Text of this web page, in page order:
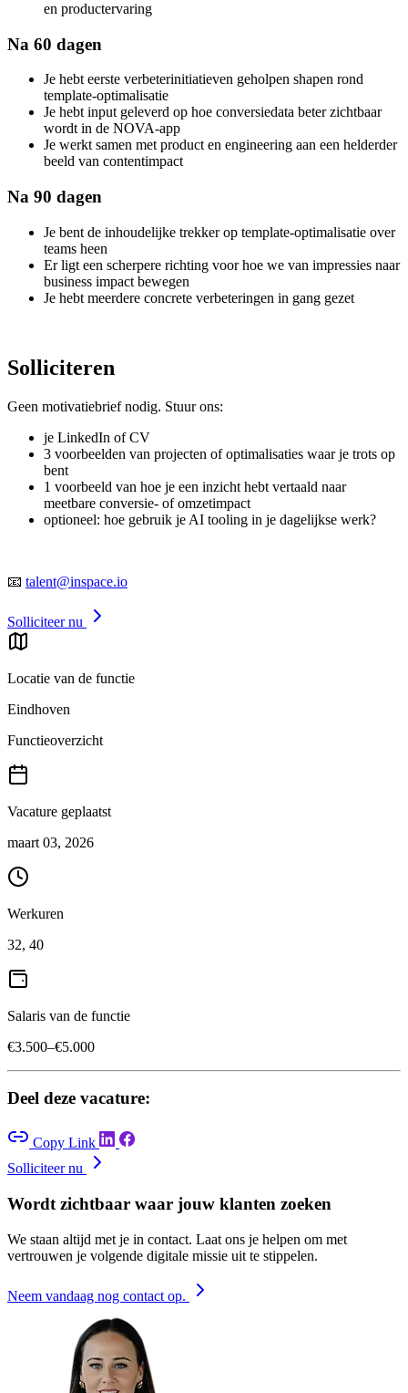
en productervaring
Na 60 dagen
Je hebt eerste verbeterinitiatieven geholpen shapen rond
template-optimalisatie
Je hebt input geleverd op hoe conversiedata beter zichtbaar
wordt in de NOVA-app
Je werkt samen met product en engineering aan een helderder
beeld van contentimpact
Na 90 dagen
Je bent de inhoudelijke trekker op template-optimalisatie over
teams heen
Er ligt een scherpere richting voor hoe we van impressies naar
business impact bewegen
Je hebt meerdere concrete verbeteringen in gang gezet
Solliciteren
Geen motivatiebrief nodig. Stuur ons:
je LinkedIn of CV
3 voorbeelden van projecten of optimalisaties waar je trots op
bent
1 voorbeeld van hoe je een inzicht hebt vertaald naar
meetbare conversie- of omzetimpact
optioneel: hoe gebruik je AI tooling in je dagelijkse werk?
📧 talent@inspace.io
Solliciteer nu
Locatie van de functie
Eindhoven
Functieoverzicht
Vacature geplaatst
maart 03, 2026
Werkuren
32, 40
Salaris van de functie
€3.500–€5.000
Deel deze vacature:
Copy Link
Solliciteer nu
Wordt zichtbaar waar jouw klanten zoeken
We staan altijd met je in contact. Laat ons je helpen om met
vertrouwen je volgende digitale missie uit te stippelen.
Neem vandaag nog contact op.